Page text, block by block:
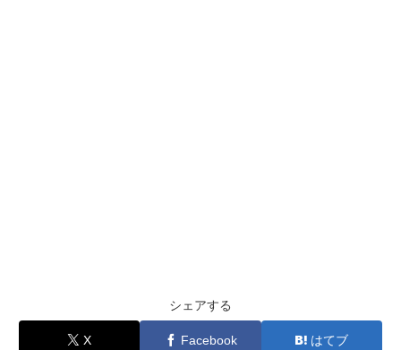
シェアする
X Facebook はてブ